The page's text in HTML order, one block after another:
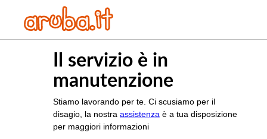
Il servizio è in
manutenzione
Stiamo lavorando per te. Ci scusiamo per il
disagio, la nostra assistenza è a tua disposizione
per maggiori informazioni